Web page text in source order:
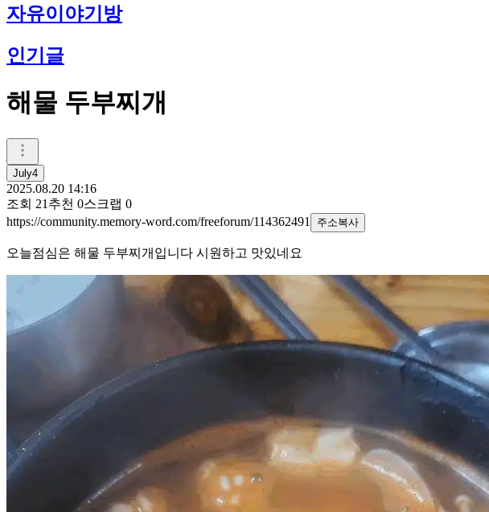
자유이야기방
인기글
해물 두부찌개
July4
2025.08.20 14:16
조회 21 추천 0스크랩 0
https://community.memory-word.com/freeforum/114362491
주소복사
오늘점심은 해물 두부찌개입니다 시원하고 맛있네요